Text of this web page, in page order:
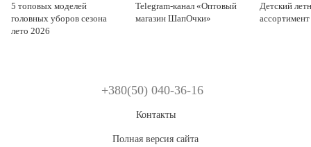
5 топовых моделей
головных уборов сезона
лето 2026
Telegram-канал «Оптовый
магазин ШапОчки»
Детский
+380(50) 040-36-16
Контакты
Полная версия сайта